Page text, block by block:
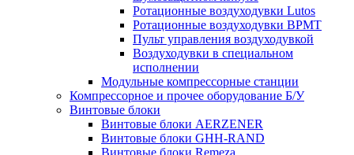
Ротационные воздуходувки Lutos
Ротационные воздуходувки ВРМТ
Пульт управления воздуходувкой
Воздуходувки в специальном
исполнении
Модульные компрессорные станции
Компрессорное и прочее оборудование Б/У
Винтовые блоки
Винтовые блоки AERZENER
Винтовые блоки GHH-RAND
Винтовые блоки Remeza